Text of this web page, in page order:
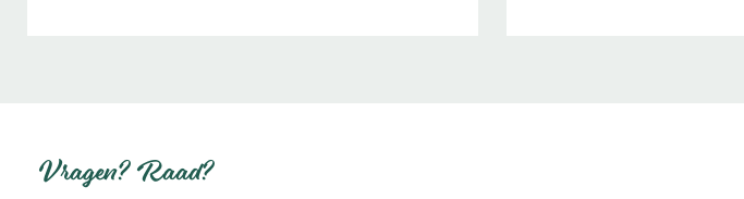
Vragen? Raad?